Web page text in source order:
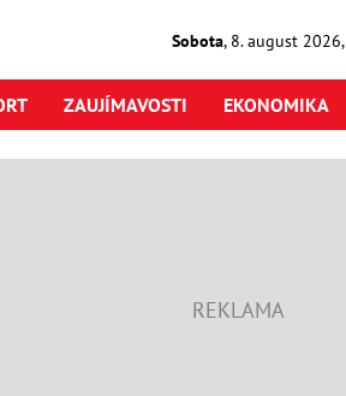
Sobota, 8. august2026,
ZAUJÍMAVOSTI EKONOMIKA